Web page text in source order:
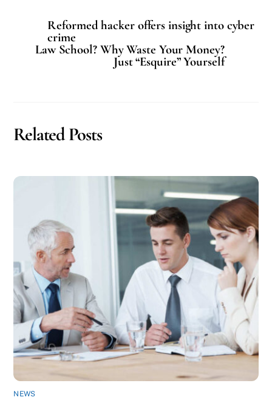
Reformed hacker offers insight into cyber
crime
Law School? Why Waste Your Money?
Just “Esquire” Yourself
Related Posts
NEWS